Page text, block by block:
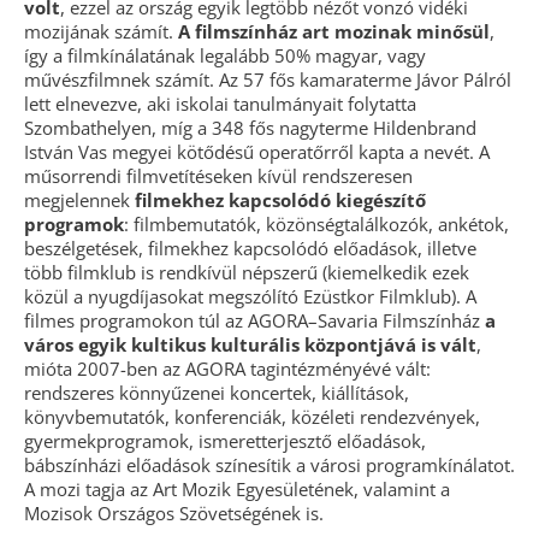
volt, ezzel az ország egyik legtöbb nézőt vonzó vidéki
mozijának számít. A filmszínház art mozinak minősül,
így a filmkínálatának legalább 50% magyar, vagy
művészfilmnek számít. Az 57 fős kamaraterme Jávor Pálról
lett elnevezve, aki iskolai tanulmányait folytatta
Szombathelyen, míg a 348 fős nagyterme Hildenbrand
István Vas megyei kötődésű operatőrről kapta a nevét. A
műsorrendi filmvetítéseken kívül rendszeresen
megjelennek filmekhez kapcsolódó kiegészítő
programok: filmbemutatók, közönségtalálkozók, ankétok,
beszélgetések, filmekhez kapcsolódó előadások, illetve
több filmklub is rendkívül népszerű (kiemelkedik ezek
közül a nyugdíjasokat megszólító Ezüstkor Filmklub). A
filmes programokon túl az AGORA–Savaria Filmszínház a
város egyik kultikus kulturális központjává is vált,
mióta 2007-ben az AGORA tagintézményévé vált:
rendszeres könnyűzenei koncertek, kiállítások,
könyvbemutatók, konferenciák, közéleti rendezvények,
gyermekprogramok, ismeretterjesztő előadások,
bábszínházi előadások színesítik a városi programkínálatot.
A mozi tagja az Art Mozik Egyesületének, valamint a
Mozisok Országos Szövetségének is.